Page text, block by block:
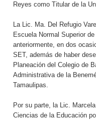
Reyes como Titular de la
La Lic. Ma. Del Refugio
Escuela Normal Superior
anteriormente, en dos
SET, además de haber
Planeación del Colegio de
Administrativa de la
Tamaulipas.
Por su parte, la Lic.
Ciencias de la Educación